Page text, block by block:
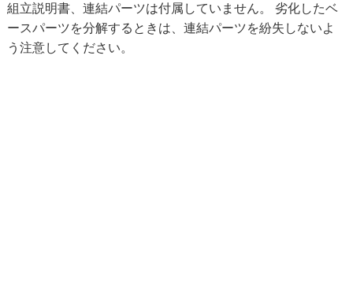
組立説明書、連結パーツは付属していません。 劣化したベ
ースパーツを分解するときは、連結パーツを紛失しないよ
う注意してください。